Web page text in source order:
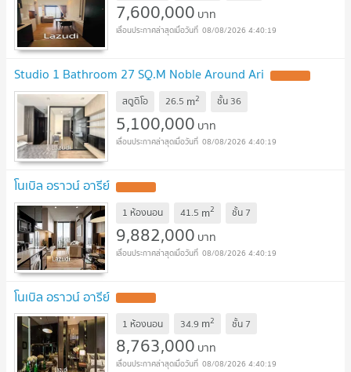
7,600,000 บาท
08/08/2026 4:40:19
Studio 1 Bathroom 27 SQ.M Noble Around Ari
สตูดิโอ 26.5 m2 ชั้น 36
5,100,000 บาท
08/08/2026 4:40:19
โนเบิล อราวน์ อารีย์
1 ห้องนอน 41.5 m2 ชั้น 7
9,882,000 บาท
08/08/2026 4:40:19
โนเบิล อราวน์ อารีย์
1 ห้องนอน 34.9 m2 ชั้น 7
8,763,000 บาท
08/08/2026 4:40:19